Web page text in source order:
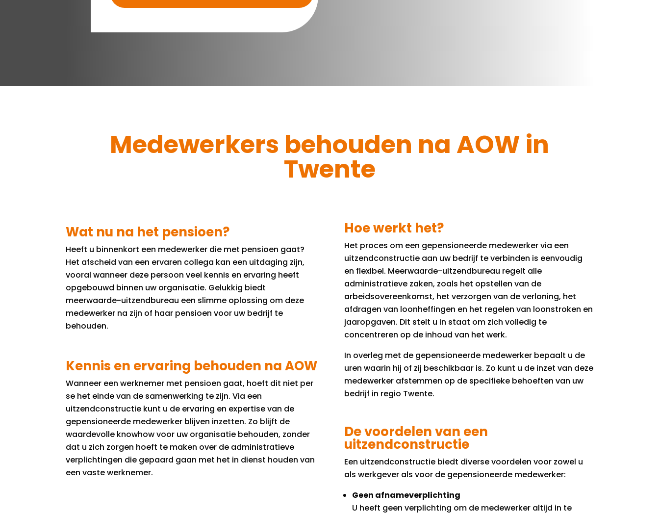
Medewerkers behouden na AOW in
Twente
Wat nu na het pensioen?
Heeft u binnenkort een medewerker die met pensioen gaat?
Het afscheid van een ervaren collega kan een uitdaging zijn,
vooral wanneer deze persoon veel kennis en ervaring heeft
opgebouwd binnen uw organisatie. Gelukkig biedt
meerwaarde-uitzendbureau een slimme oplossing om deze
medewerker na zijn of haar pensioen voor uw bedrijf te
behouden.
Kennis en ervaring behouden na AOW
Wanneer een werknemer met pensioen gaat, hoeft dit niet per
se het einde van de samenwerking te zijn. Via een
uitzendconstructie kunt u de ervaring en expertise van de
gepensioneerde medewerker blijven inzetten. Zo blijft de
waardevolle knowhow voor uw organisatie behouden, zonder
dat u zich zorgen hoeft te maken over de administratieve
verplichtingen die gepaard gaan met het in dienst houden van
een vaste werknemer.
Hoe werkt het?
Het proces om een gepensioneerde medewerker via een
uitzendconstructie aan uw bedrijf te verbinden is eenvoudig
en flexibel. Meerwaarde-uitzendbureau regelt alle
administratieve zaken, zoals het opstellen van de
arbeidsovereenkomst, het verzorgen van de verloning, het
afdragen van loonheffingen en het regelen van loonstroken en
jaaropgaven. Dit stelt u in staat om zich volledig te
concentreren op de inhoud van het werk.
In overleg met de gepensioneerde medewerker bepaalt u de
uren waarin hij of zij beschikbaar is. Zo kunt u de inzet van deze
medewerker afstemmen op de specifieke behoeften van uw
bedrijf in regio Twente.
De voordelen van een
uitzendconstructie
Een uitzendconstructie biedt diverse voordelen voor zowel u
als werkgever als voor de gepensioneerde medewerker:
Geen afnameverplichting
U heeft geen verplichting om de medewerker altijd in te